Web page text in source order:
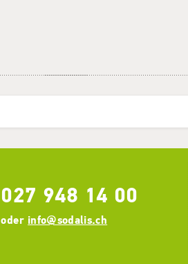
027 948 14 00
oder info@sodalis.ch